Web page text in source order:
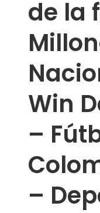
de la
Win
–
–